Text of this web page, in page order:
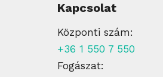
Kapcsolat
Központi szám:
+36 1 550 7 550
Fogászat: